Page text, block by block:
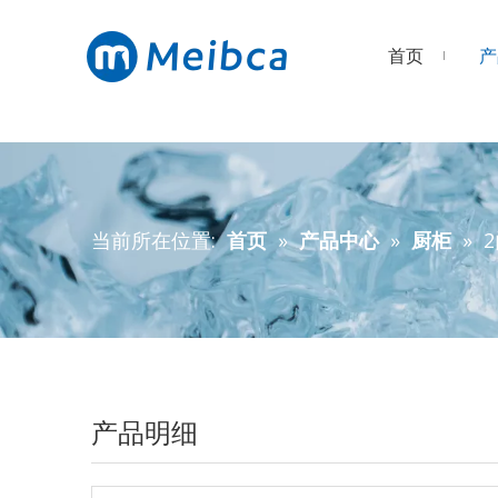
首页
当前所在位置: 首页 » 产品中心 » 厨柜 »
产品明细